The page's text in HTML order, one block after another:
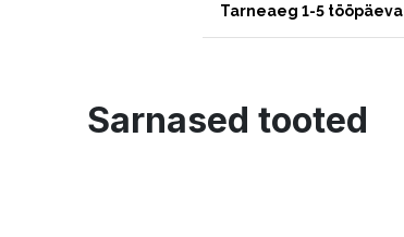
Tarneaeg 1-5 tööpäeva
Sarnased tooted